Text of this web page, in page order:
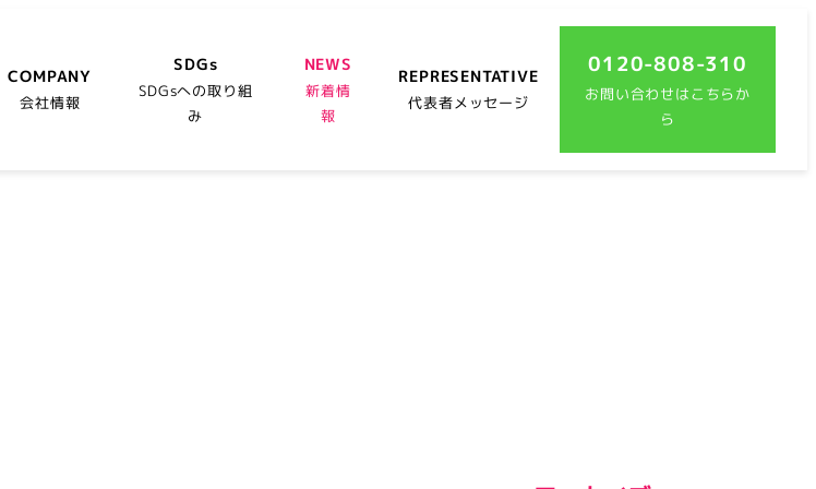
COMPANY
会社情報
SDGs
SDGsへの取り組
み
NEWS
新着情
報
REPRESENTATIVE
代表者メッセージ
0120-808-310
お問い合わせはこちらか
ら